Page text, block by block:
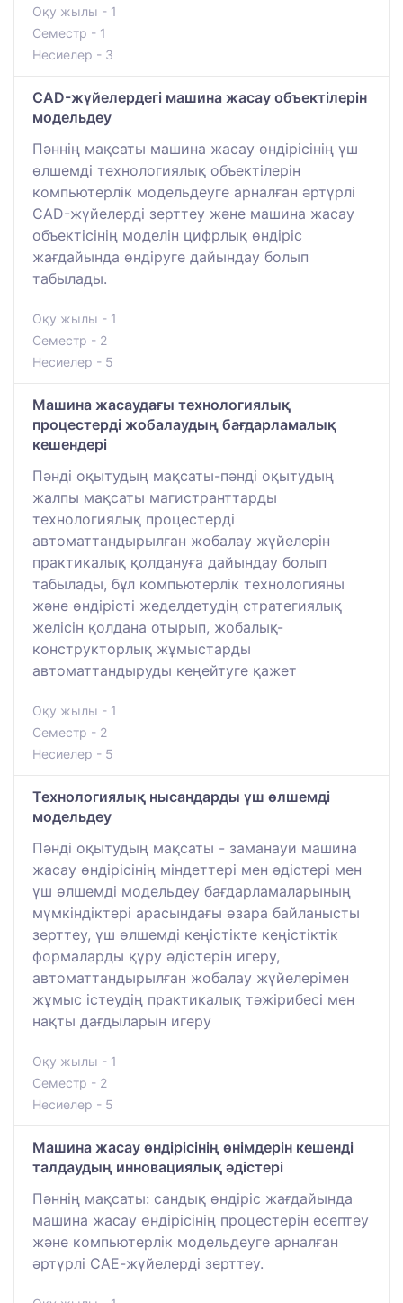
Оқу жылы - 1
Семестр - 1
Несиелер - 3
СAD-жүйелердегі машина жасау объектілерін
модельдеу
Пәннің мақсаты машина жасау өндірісінің үш
өлшемді технологиялық объектілерін
компьютерлік модельдеуге арналған әртүрлі
САD-жүйелерді зерттеу және машина жасау
объектісінің моделін цифрлық өндіріс
жағдайында өндіруге дайындау болып
табылады.
Оқу жылы - 1
Семестр - 2
Несиелер - 5
Машина жасаудағы технологиялық
процестерді жобалаудың бағдарламалық
кешендері
Пәнді оқытудың мақсаты-пәнді оқытудың
жалпы мақсаты магистранттарды
технологиялық процестерді
автоматтандырылған жобалау жүйелерін
практикалық қолдануға дайындау болып
табылады, бұл компьютерлік технологияны
және өндірісті жеделдетудің стратегиялық
желісін қолдана отырып, жобалық-
конструкторлық жұмыстарды
автоматтандыруды кеңейтуге қажет
Оқу жылы - 1
Семестр - 2
Несиелер - 5
Технологиялық нысандарды үш өлшемді
модельдеу
Пәнді оқытудың мақсаты - заманауи машина
жасау өндірісінің міндеттері мен әдістері мен
үш өлшемді модельдеу бағдарламаларының
мүмкіндіктері арасындағы өзара байланысты
зерттеу, үш өлшемді кеңістікте кеңістіктік
формаларды құру әдістерін игеру,
автоматтандырылған жобалау жүйелерімен
жұмыс істеудің практикалық тәжірибесі мен
нақты дағдыларын игеру
Оқу жылы - 1
Семестр - 2
Несиелер - 5
Машина жасау өндірісінің өнімдерін кешенді
талдаудың инновациялық әдістері
Пәннің мақсаты: сандық өндіріс жағдайында
машина жасау өндірісінің процестерін есептеу
және компьютерлік модельдеуге арналған
әртүрлі САЕ-жүйелерді зерттеу.